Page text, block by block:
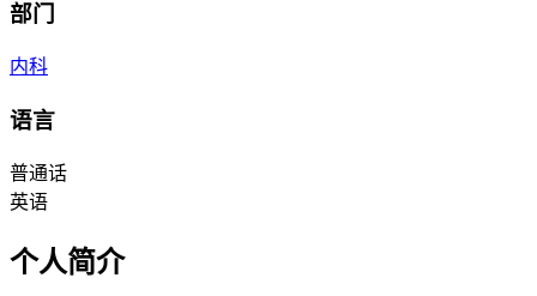
部门
内科
语言
普通话
英语
个人简介